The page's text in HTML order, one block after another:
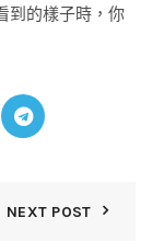
到的樣子時，你
NEXT POST